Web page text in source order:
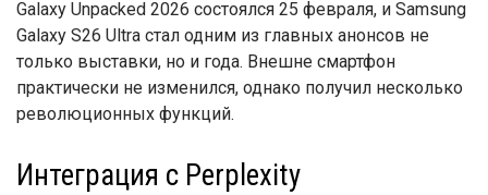
Galaxy Unpacked 2026 состоялся 25 февраля, и Samsung
Galaxy S26 Ultra стал одним из главных анонсов не
только выставки, но и года. Внешне смартфон
практически не изменился, однако получил несколько
революционных функций.
Интеграция с Perplexity